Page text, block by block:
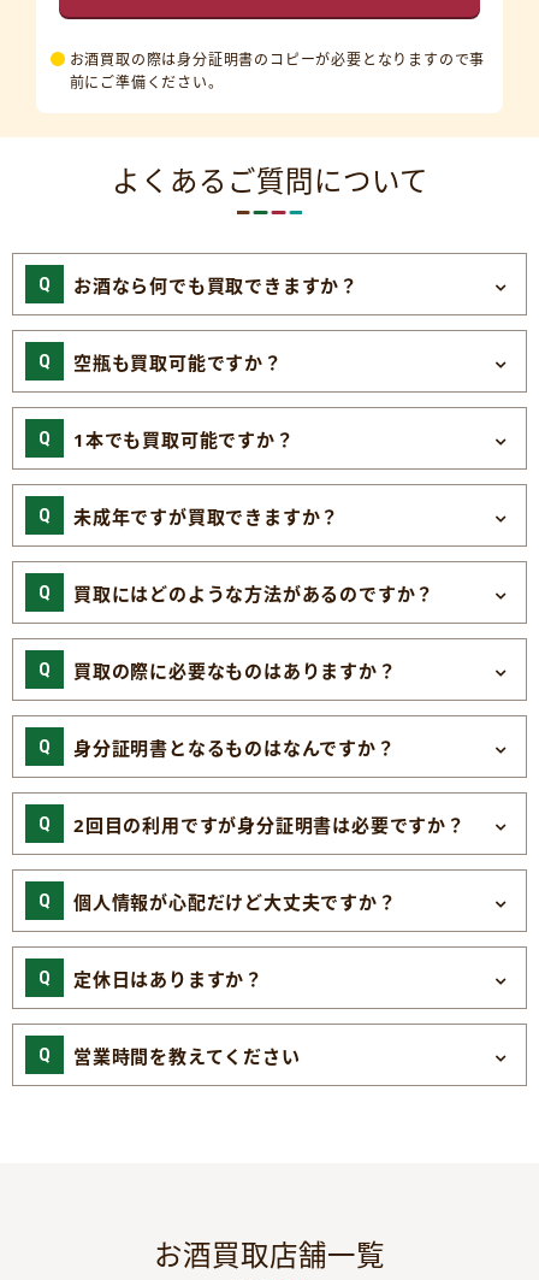
お酒買取の際は身分証明書のコピーが必要となりますので事
前にご準備ください。
よくあるご質問について
お酒なら何でも買取できますか？
空瓶も買取可能ですか？
1本でも買取可能ですか？
未成年ですが買取できますか？
買取にはどのような方法があるのですか？
買取の際に必要なものはありますか？
身分証明書となるものはなんですか？
2回目の利用ですが身分証明書は必要ですか？
個人情報が心配だけど大丈夫ですか？
定休日はありますか？
営業時間を教えてください
お酒買取店舗一覧